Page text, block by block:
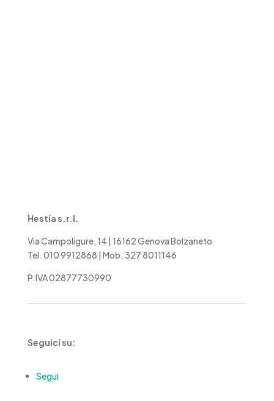
Hestia s.r.l.
Via Campoligure, 14 | 16162 Genova Bolzaneto
Tel. 010 9912868 | Mob. 327 8011146
P.IVA 02877730990
Seguici su:
Segui